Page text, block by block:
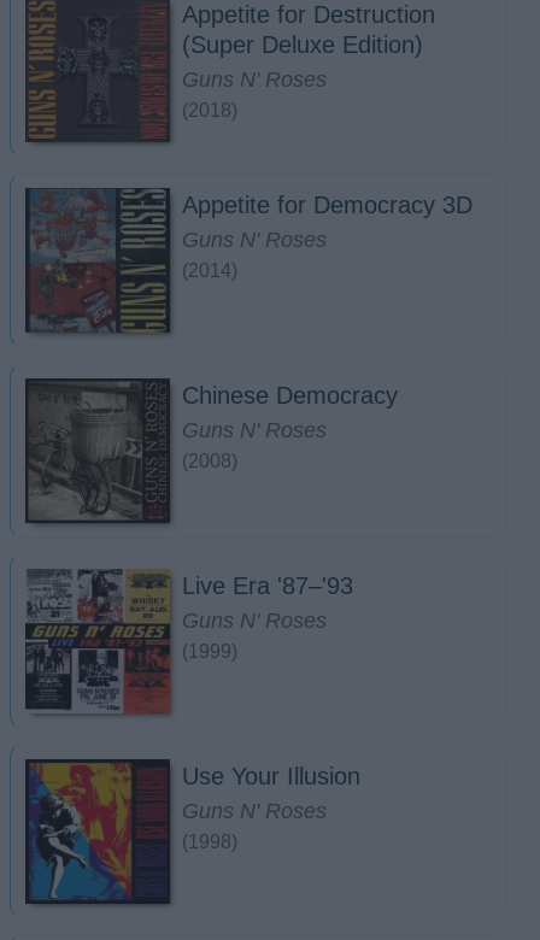
Appetite for Destruction
(Super Deluxe Edition)
Guns N' Roses
(2018)
Appetite for Democracy 3D
Guns N' Roses
(2014)
Chinese Democracy
Guns N' Roses
(2008)
Live Era '87–'93
Guns N' Roses
(1999)
Use Your Illusion
Guns N' Roses
(1998)